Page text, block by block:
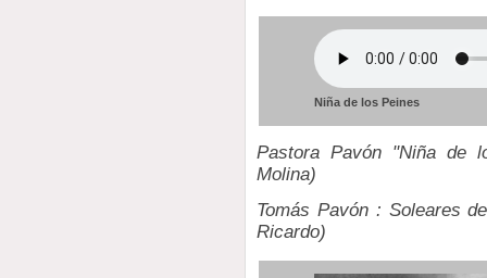
Niña de los Peines
Pastora Pavón "Niña de
Molina)
Tomás Pavón : Soleares
Ricardo)